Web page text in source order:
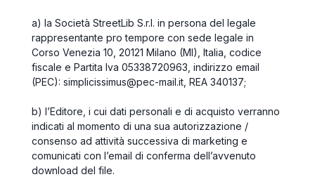
a) la Società StreetLib S.r.l. in persona del legale
rappresentante pro tempore con sede legale in
Corso Venezia 10, 20121 Milano (MI), Italia, codice
fiscale e Partita Iva 05338720963, indirizzo email
(PEC): simplicissimus@pec-mail.it, REA 340137;
b) l’Editore, i cui dati personali e di acquisto verranno
indicati al momento di una sua autorizzazione /
consenso ad attività successiva di marketing e
comunicati con l’email di conferma dell’avvenuto
download del file.